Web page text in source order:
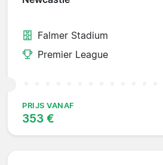
Falmer Stadium
Premier League
PRIJS VANAF
353 €